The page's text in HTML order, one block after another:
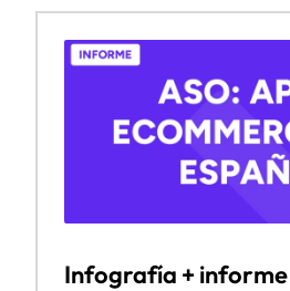
Infografía + informe